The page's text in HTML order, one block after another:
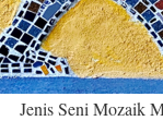
Jenis Seni Mozaik